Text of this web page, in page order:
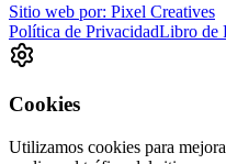
Sitio web por: Pixel Creatives
Política de PrivacidadLibro de
Cookies
Utilizamos cookies para